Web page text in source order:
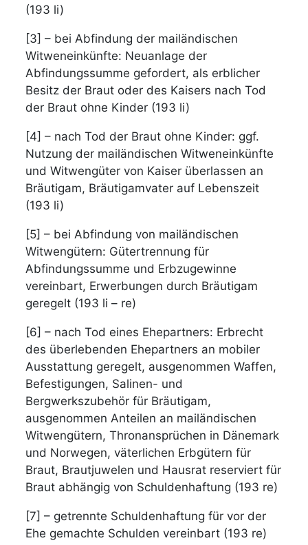
(193 li)
[3] – bei Abfindung der mailändischen
Witweneinkünfte: Neuanlage der
Abfindungssumme gefordert, als erblicher
Besitz der Braut oder des Kaisers nach Tod
der Braut ohne Kinder (193 li)
[4] – nach Tod der Braut ohne Kinder: ggf.
Nutzung der mailändischen Witweneinkünfte
und Witwengüter von Kaiser überlassen an
Bräutigam, Bräutigamvater auf Lebenszeit
(193 li)
[5] – bei Abfindung von mailändischen
Witwengütern: Gütertrennung für
Abfindungssumme und Erbzugewinne
vereinbart, Erwerbungen durch Bräutigam
geregelt (193 li – re)
[6] – nach Tod eines Ehepartners: Erbrecht
des überlebenden Ehepartners an mobiler
Ausstattung geregelt, ausgenommen Waffen,
Befestigungen, Salinen- und
Bergwerkszubehör für Bräutigam,
ausgenommen Anteilen an mailändischen
Witwengütern, Thronansprüchen in Dänemark
und Norwegen, väterlichen Erbgütern für
Braut, Brautjuwelen und Hausrat reserviert für
Braut abhängig von Schuldenhaftung (193 re)
[7] – getrennte Schuldenhaftung für vor der
Ehe gemachte Schulden vereinbart (193 re)